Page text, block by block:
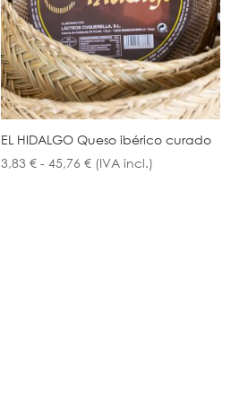
EL HIDALGO Queso ibérico curado
3,83€ - 45,76€Rango
(IVA incl.)